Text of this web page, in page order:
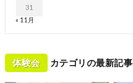
31
« 11月
体験会 カテゴリの最新記事